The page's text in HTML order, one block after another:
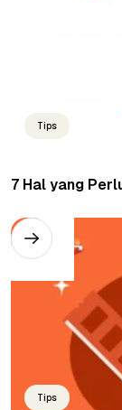
Tips
7 Hal yang
Tips